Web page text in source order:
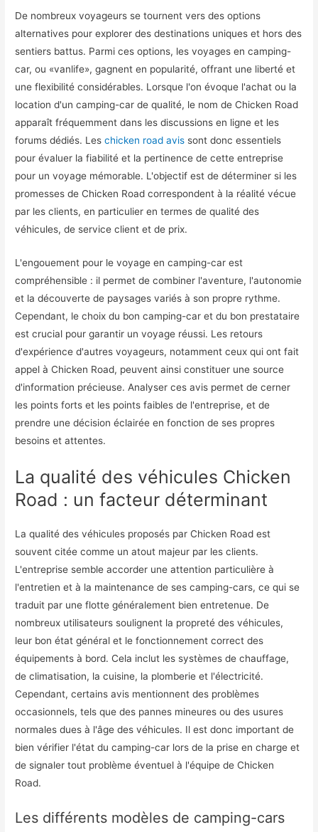
De nombreux voyageurs se tournent vers des options
alternatives pour explorer des destinations uniques et hors des
sentiers battus. Parmi ces options, les voyages en camping-
car, ou «vanlife», gagnent en popularité, offrant une liberté et
une flexibilité considérables. Lorsque l'on évoque l'achat ou la
location d'un camping-car de qualité, le nom de Chicken Road
apparaît fréquemment dans les discussions en ligne et les
forums dédiés. Leschicken road avis sont donc essentiels
pour évaluer la fiabilité et la pertinence de cette entreprise
pour un voyage mémorable. L'objectif est de déterminer si les
promesses de Chicken Road correspondent à la réalité vécue
par les clients, en particulier en termes de qualité des
véhicules, de service client et de prix.
L'engouement pour le voyage en camping-car est
compréhensible : il permet de combiner l'aventure, l'autonomie
et la découverte de paysages variés à son propre rythme.
Cependant, le choix du bon camping-car et du bon prestataire
est crucial pour garantir un voyage réussi. Les retours
d'expérience d'autres voyageurs, notamment ceux qui ont fait
appel à Chicken Road, peuvent ainsi constituer une source
d'information précieuse. Analyser ces avis permet de cerner
les points forts et les points faibles de l'entreprise, et de
prendre une décision éclairée en fonction de ses propres
besoins et attentes.
La qualité des véhicules Chicken
Road : un facteur déterminant
La qualité des véhicules proposés par Chicken Road est
souvent citée comme un atout majeur par les clients.
L'entreprise semble accorder une attention particulière à
l'entretien et à la maintenance de ses camping-cars, ce qui se
traduit par une flotte généralement bien entretenue. De
nombreux utilisateurs soulignent la propreté des véhicules,
leur bon état général et le fonctionnement correct des
équipements à bord. Cela inclut les systèmes de chauffage,
de climatisation, la cuisine, la plomberie et l'électricité.
Cependant, certains avis mentionnent des problèmes
occasionnels, tels que des pannes mineures ou des usures
normales dues à l'âge des véhicules. Il est donc important de
bien vérifier l'état du camping-car lors de la prise en charge et
de signaler tout problème éventuel à l'équipe de Chicken
Road.
Les différents modèles de camping-cars